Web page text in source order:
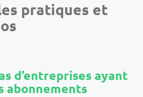
pratiques et
d’entreprises ayant
abonnements